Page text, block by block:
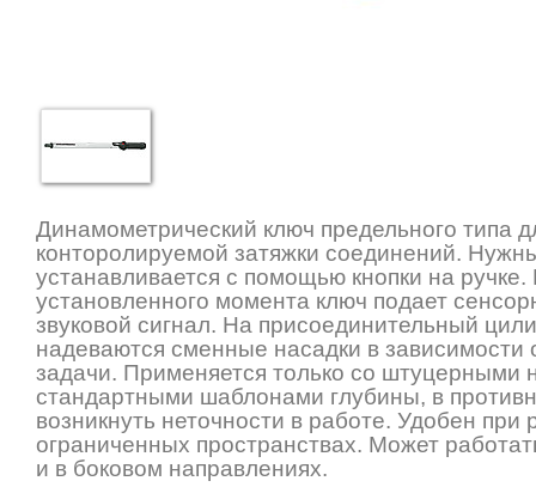
Динамометрический ключ предельного типа
конторолируемой затяжки соединений.
устанавливается с помощью кнопки на
установленного момента ключ подает
звуковой сигнал. На присоединительный
надеваются сменные насадки в
задачи. Применяется только со штуцерными
стандартными шаблонами глубины, в
возникнуть неточности в работе. Удобен при
ограниченных пространствах. Может
и в боковом направлениях.